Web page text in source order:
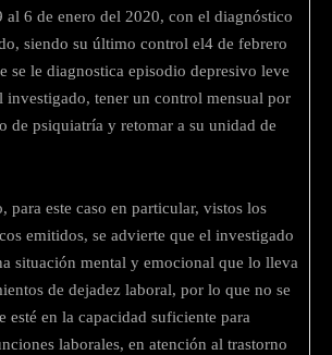
al 6 de enero del 2020, con el diagnóstico
siendo su último control el4 de febrero
se le diagnostica episodio depresivo leve
investigado, tener un control mensual por
de psiquiatría y retomar a su unidad de
para este caso en particular, vistos los
emitidos, se advierte que el investigado
situación mental y emocional que lo lleva
de dejadez laboral, por lo que no se
esté en la capacidad suficiente para
laborales, en atención al trastorno